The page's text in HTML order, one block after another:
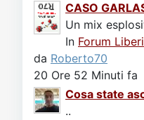
CASO
Un mix
In Forum Liberi
da Roberto70
20 Ore 52 Minuti fa
Cosa state
..